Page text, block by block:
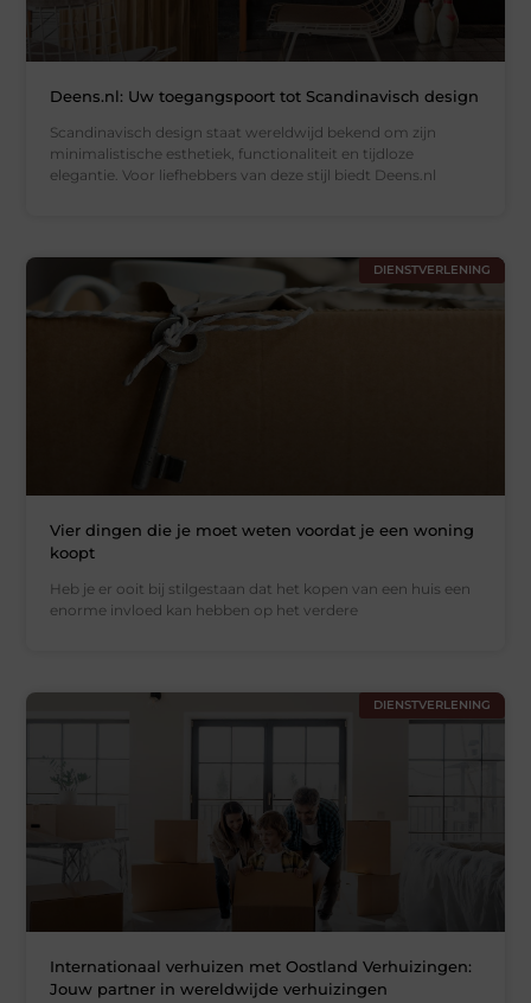
Deens.nl: Uw toegangspoort tot Scandinavisch design
Scandinavisch design staat wereldwijd bekend om zijn
minimalistische esthetiek, functionaliteit en tijdloze
elegantie. Voor liefhebbers van deze stijl biedt Deens.nl
DIENSTVERLENING
Vier dingen die je moet weten voordat je een woning
koopt
Heb je er ooit bij stilgestaan dat het kopen van een huis een
enorme invloed kan hebben op het verdere
DIENSTVERLENING
Internationaal verhuizen met Oostland Verhuizingen:
Jouw partner in wereldwijde verhuizingen